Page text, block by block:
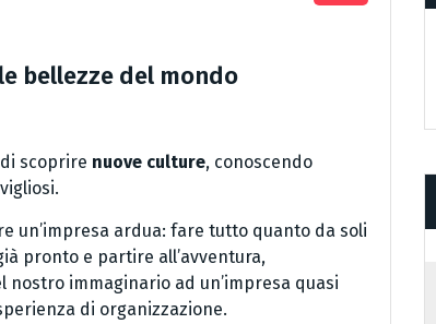
bellezze del mondo
scoprire nuove culture, conoscendo
un’impresa ardua: fare tutto quanto da soli
pronto e partire all’avventura,
immaginario ad un’impresa quasi
di organizzazione.